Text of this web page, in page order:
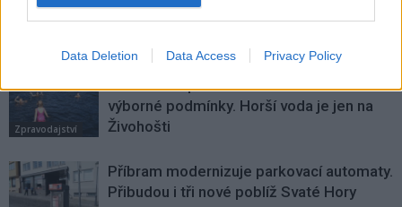
Data Deletion Data Access Privacy Policy
Zpravodajství
Většina koupališť na Příbramsku nabízí
výborné podmínky. Horší voda je jen na
Živohošti
Příbram modernizuje parkovací automaty.
Přibudou i tři nové poblíž Svaté Hory